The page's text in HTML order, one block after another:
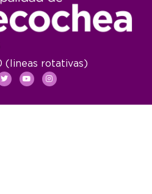
(lineas rotativas)